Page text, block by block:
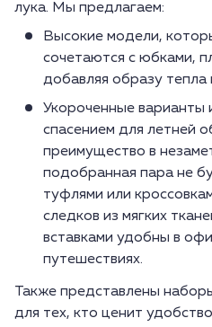
лука. Мы предлагаем:
Высокие модели,
сочетаются с юбками,
добавляя образу тепла
Укороченные варианты
спасением для летней
преимущество в
подобранная пара не
туфлями или
следков из мягких
вставками удобны в
путешествиях.
Также представлены
для тех, кто ценит